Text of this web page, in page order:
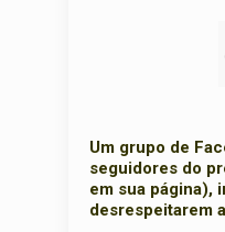
Um grupo de
seguidores do
em sua página),
desrespeitarem